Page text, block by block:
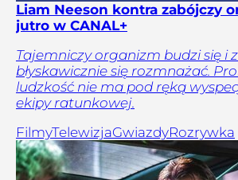
Liam Neeson kontra zabójczy
jutro w CANAL+
Tajemniczy organizm budzi się i
błyskawicznie się rozmnażać.
ludzkość nie ma pod ręką
ekipy ratunkowej.
FilmyTelewizjaGwiazdyRozrywka